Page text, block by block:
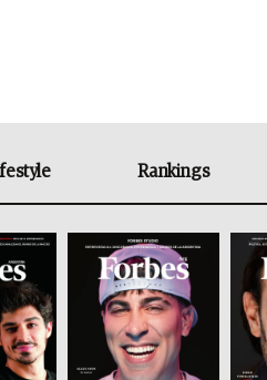
Rankings